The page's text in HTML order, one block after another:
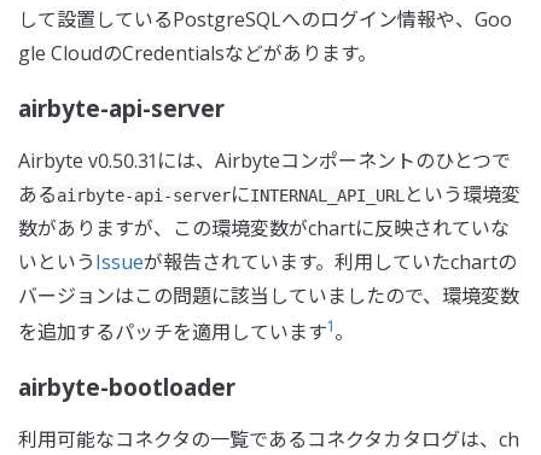
して設置しているPostgreSQLへのログイン情報や、Goo
gle CloudのCredentialsなどがあります。
airbyte-api-server
Airbyte v0.50.31には、Airbyteコンポーネントのひとつで
あるairbyte-api-serverにINTERNAL_API_URL という環境変
数がありますが、この環境変数がchartに反映されていな
いというIssueが報告されています。利用していたchartの
バージョンはこの問題に該当していましたので、環境変数
を追加するパッチを適用しています1。
airbyte-bootloader
利用可能なコネクタの一覧であるコネクタカタログは、ch